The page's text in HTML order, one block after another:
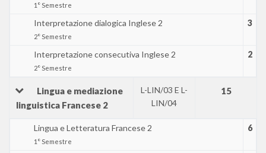
1° Semestre
Interpretazione dialogica Inglese 2
2° Semestre
3
Interpretazione consecutiva Inglese 2
2° Semestre
2
Lingua e mediazione
linguistica Francese 2
L-LIN/03 E L-
LIN/04
15
Lingua e Letteratura Francese 2
1° Semestre
6